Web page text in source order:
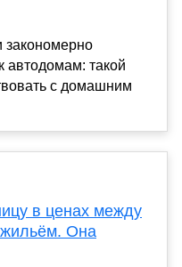
закономерно
автодомам: такой
с домашним
в ценах между
Она